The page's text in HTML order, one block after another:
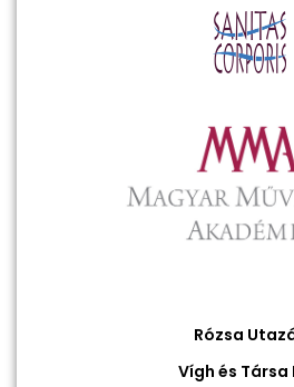
Rózsa
Vígh és Társa